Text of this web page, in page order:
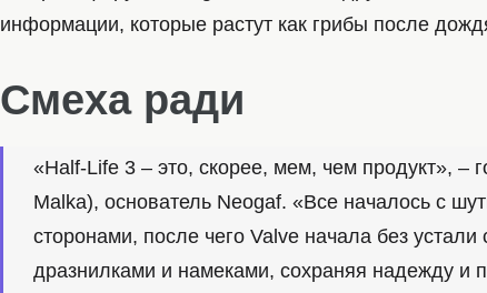
информации, которые растут как грибы после
Смеха ради
«Half-Life 3 – это, скорее, мем, чем продукт», –
Malka), основатель Neogaf. «Все началось с
сторонами, после чего Valve начала без
дразнилками и намеками, сохраняя надежду и